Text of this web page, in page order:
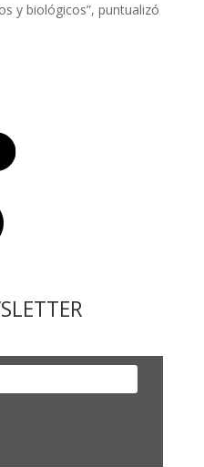
y biológicos”, puntualizó